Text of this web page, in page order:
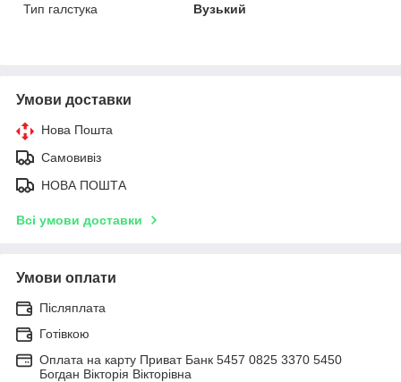
Тип галстука
Вузький
Умови доставки
Нова Пошта
Самовивіз
НОВА ПОШТА
Всі умови доставки
Умови оплати
Післяплата
Готівкою
Оплата на карту Приват Банк 5457 0825 3370 5450
Богдан Вікторія Вікторівна